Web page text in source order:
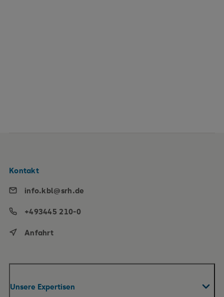
Unsere Expertisen
Kontakt
info.kbl@srh.de
+493445 210-0
Anfahrt